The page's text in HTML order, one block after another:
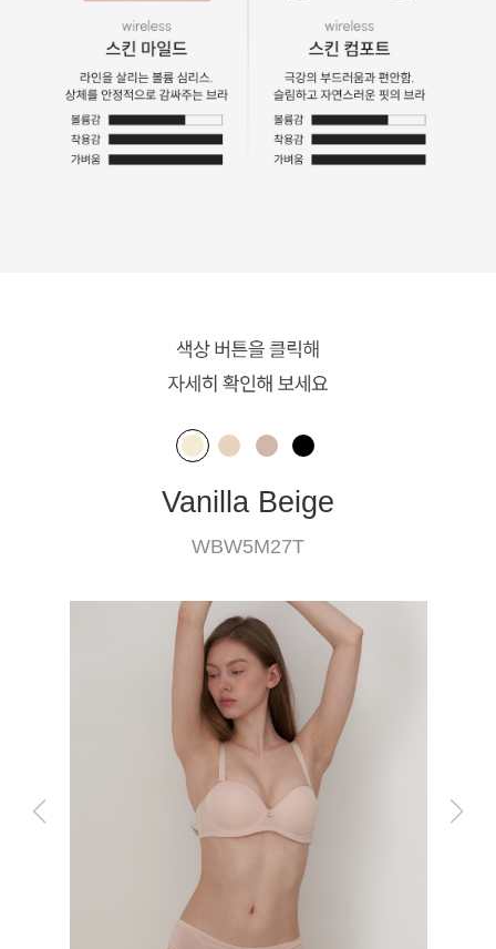
Vanilla Beige
WBW5M27T